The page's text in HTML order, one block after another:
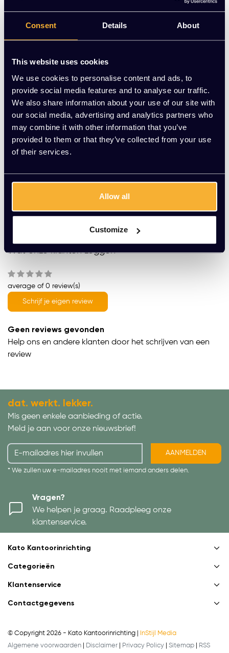
Consent Details About
This website uses cookies
We use cookies to personalise content and ads, to
provide social media features and to analyse our traffic.
We also share information about your use of our site with
our social media, advertising and analytics partners who
may combine it with other information that you’ve
provided to them or that they’ve collected from your use
of their services.
Allow all
Customize
Op voorraad
Aantal
Vraag jouw persoonlijke aanbieding aan
Productomschrijving
Wat onze klanten zeggen
average of 0 review(s)
Schrijf je eigen review
Geen reviews gevonden
Help ons en andere klanten door het schrijven van een
review
dat. werkt. lekker.
Mis geen enkele aanbieding of actie.
Meld je aan voor onze nieuwsbrief!
AANMELDEN
* We zullen uw e-mailadres nooit met iemand anders delen.
Vragen?
We helpen je graag. Raadpleeg onze
klantenservice.
Kato Kantoorinrichting
Categorieën
Klantenservice
Contactgegevens
© Copyright 2026 - Kato Kantoorinrichting |
InStijl Media
Algemene voorwaarden
Disclaimer Privacy Policy Sitemap RSS